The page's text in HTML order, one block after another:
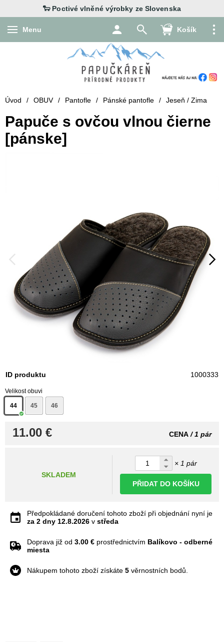
Menu Košík
Úvod / OBUV / Pantofle / Pánské pantofle / Jeseň / Zima
Papuče s ovčou vlnou čierne
[pánske]
ID produktu 1000333
Velikost obuvi
44 45 46
11.00 € CENA / 1 pár
SKLADEM
× 1 pár
PŘIDAT DO KOŠÍKU
Předpokládané doručení tohoto zboží při objednání nyní je
za 2 dny 12.8.2026 v středa
Doprava již od 3.00 € prostřednictvím Balíkovo - odberné
miesta
Nákupem tohoto zboží získáte 5 věrnostních bodů.